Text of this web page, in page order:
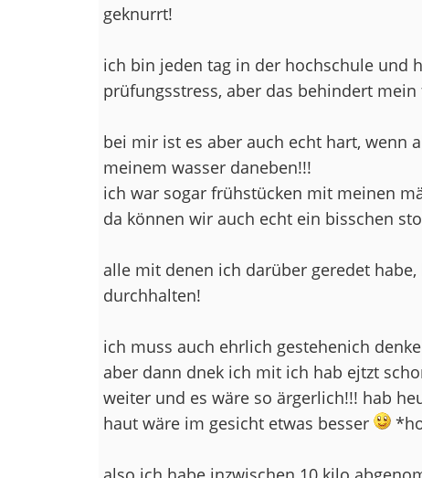
geknurrt!
ich bin jeden tag in der hochschule und
prüfungsstress, aber das behindert
bei mir ist es aber auch echt hart, wenn
meinem wasser daneben!!!
ich war sogar frühstücken mit meinen
da können wir auch echt ein bisschen
alle mit denen ich darüber geredet
durchhalten!
ich muss auch ehrlich gestehenich
aber dann dnek ich mit ich hab ejtzt
weiter und es wäre so ärgerlich!!! hab
haut wäre im gesicht etwas besser